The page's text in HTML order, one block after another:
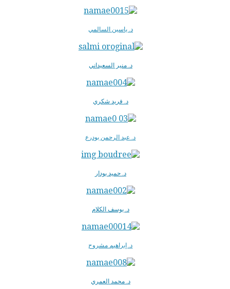
د. ياسين السالمي
د. منير السعيداني
د. فريد شكري
د. عبد الرحمن بودرع
د. حميد بودار
د. يوسف الكلام
د. إبراهيم مشروح
د. محمد العمري